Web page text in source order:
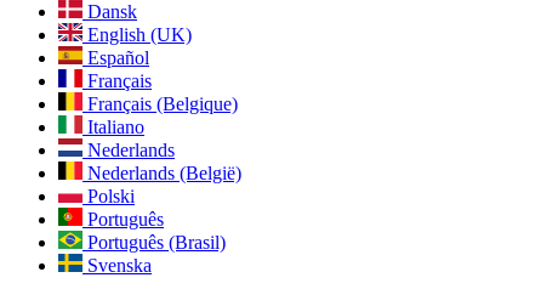
Dansk
English (UK)
Español
Français
Français (Belgique)
Italiano
Nederlands
Nederlands (België)
Polski
Português
Português (Brasil)
Svenska